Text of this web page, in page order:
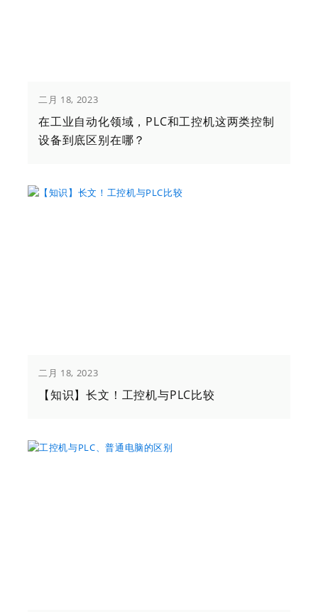
二月 18, 2023
在工业自动化领域，PLC和工控机这两类控制
设备到底区别在哪？
二月 18, 2023
【知识】长文！工控机与PLC比较